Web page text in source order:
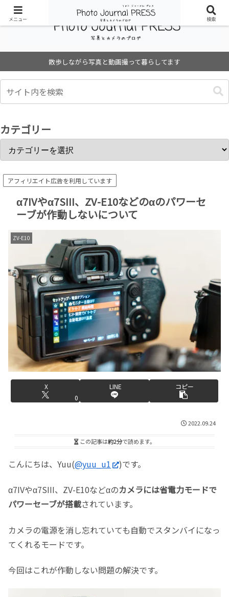
散歩しながら写真と動画撮って暮らしてます
カテゴリー
アフィリエイト広告を利用しています
α7IVやα7SIII、ZV-E10などのαのパワーセ
ーブが作動しないについて
ZV-E10
X
0
LINE コピー
2022.09.24
この記事は約2分で読めます。
こんにちは、Yuu(@yuu_u1 )です。
α7IVやα7SIII、ZV-E10などαのカメラには省電力モードで
パワーセーブが搭載されています。
カメラの電源を消し忘れていても自動でスタンバイになっ
てくれるモードです。
今回はこれが作動しない問題の解決です。
メニュー 検索